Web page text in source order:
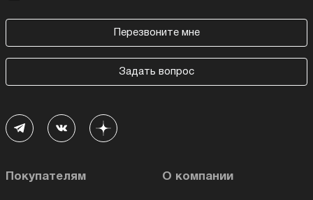
Перезвоните мне
Задать вопрос
Покупателям О компании